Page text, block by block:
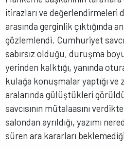
itirazları ve değerlendirmeleri
arasında gerginlik çıktığında
gözlemlendi. Cumhuriyet
sabırsız olduğu, duruşma
yerinden kalktığı, yanında
kulağa konuşmalar yaptığı ve
aralarında gülüştükleri
savcısının mütalaasını
salondan ayrıldığı, yazımı
süren ara kararları